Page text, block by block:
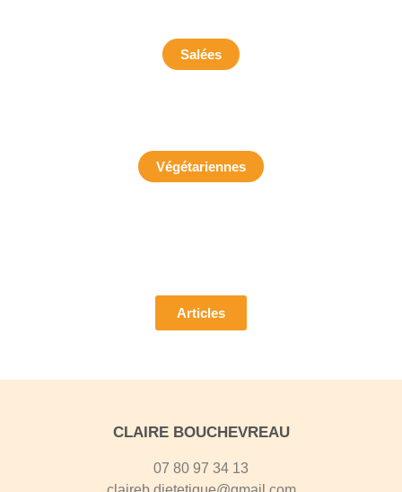
Salées
Végétariennes
Articles
CLAIRE BOUCHEVREAU
07 80 97 34 13